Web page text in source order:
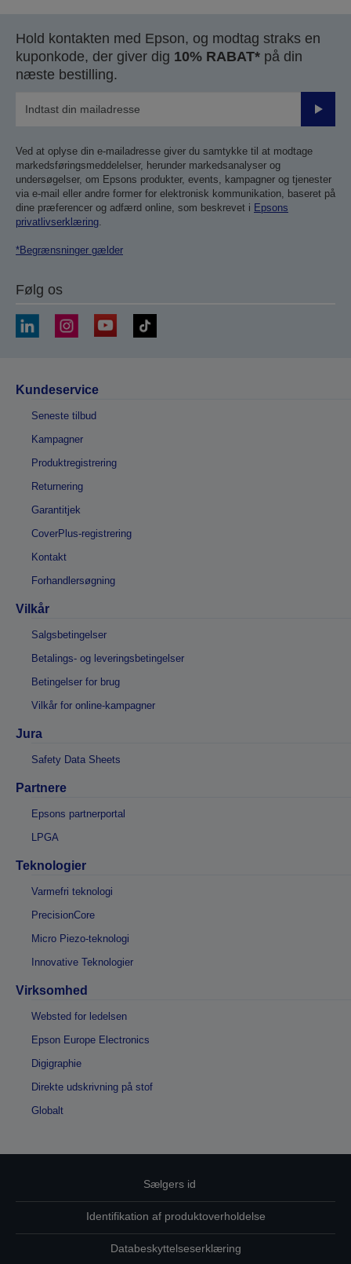
Hold kontakten med Epson, og modtag straks en
kuponkode, der giver dig 10% RABAT* på din
næste bestilling.
Send
Ved at oplyse din e-mailadresse giver du samtykke til at modtage
markedsføringsmeddelelser, herunder markedsanalyser og
undersøgelser, om Epsons produkter, events, kampagner og tjenester
via e-mail eller andre former for elektronisk kommunikation, baseret på
dine præferencer og adfærd online, som beskrevet i Epsons
privatlivserklæring.
*Begrænsninger gælder
Følg os
Kundeservice
Seneste tilbud
Kampagner
Produktregistrering
Returnering
Garantitjek
CoverPlus-registrering
Kontakt
Forhandlersøgning
Vilkår
Salgsbetingelser
Betalings- og leveringsbetingelser
Betingelser for brug
Vilkår for online-kampagner
Jura
Safety Data Sheets
Partnere
Epsons partnerportal
LPGA
Teknologier
Varmefri teknologi
PrecisionCore
Micro Piezo-teknologi
Innovative Teknologier
Virksomhed
Websted for ledelsen
Epson Europe Electronics
Digigraphie
Direkte udskrivning på stof
Globalt
Sælgers id
Identifikation af produktoverholdelse
Databeskyttelseserklæring